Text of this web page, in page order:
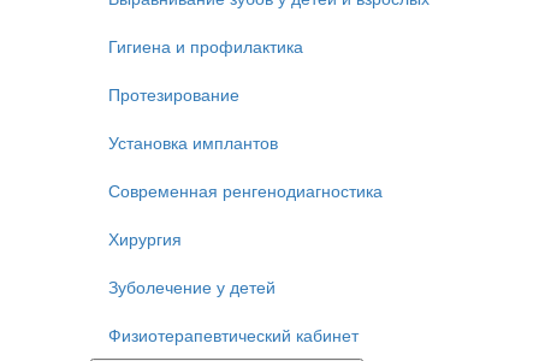
Гигиена и профилактика
Протезирование
Установка имплантов
Современная ренгенодиагностика
Хирургия
Зуболечение у детей
Физиотерапевтический кабинет